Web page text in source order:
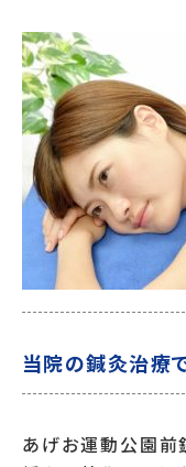
当院の鍼灸治療
あげお運動公園前